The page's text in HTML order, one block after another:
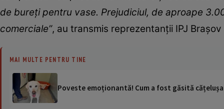
de bureți pentru vase. Prejudiciul, de aproape
comerciale”, au transmis reprezentanții IPJ
MAI MULTE PENTRU TINE
Poveste emoționantă! Cum a fost găsită